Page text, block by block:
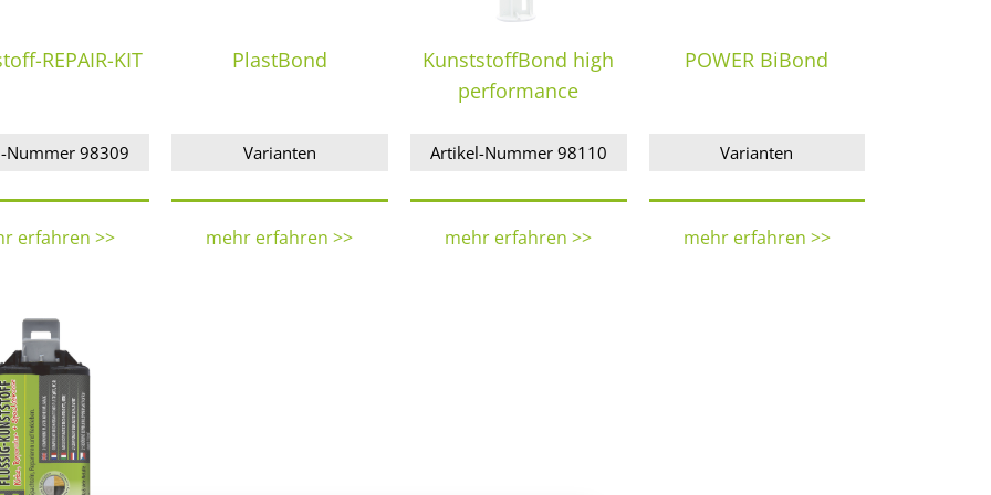
REPAIR-KIT
Nummer 98309
erfahren >>
PlastBond
Varianten
mehr erfahren >>
KunststoffBond high
performance
Artikel-Nummer 98110
mehr erfahren >>
POWER BiBond
Varianten
mehr erfahren >>